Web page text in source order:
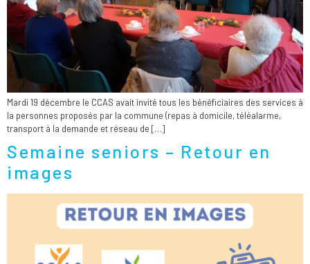
Mardi 19 décembre le CCAS avait invité tous les bénéficiaires des services à
la personnes proposés par la commune (repas à domicile, téléalarme,
transport à la demande et réseau de […]
Semaine seniors – Retour en
images